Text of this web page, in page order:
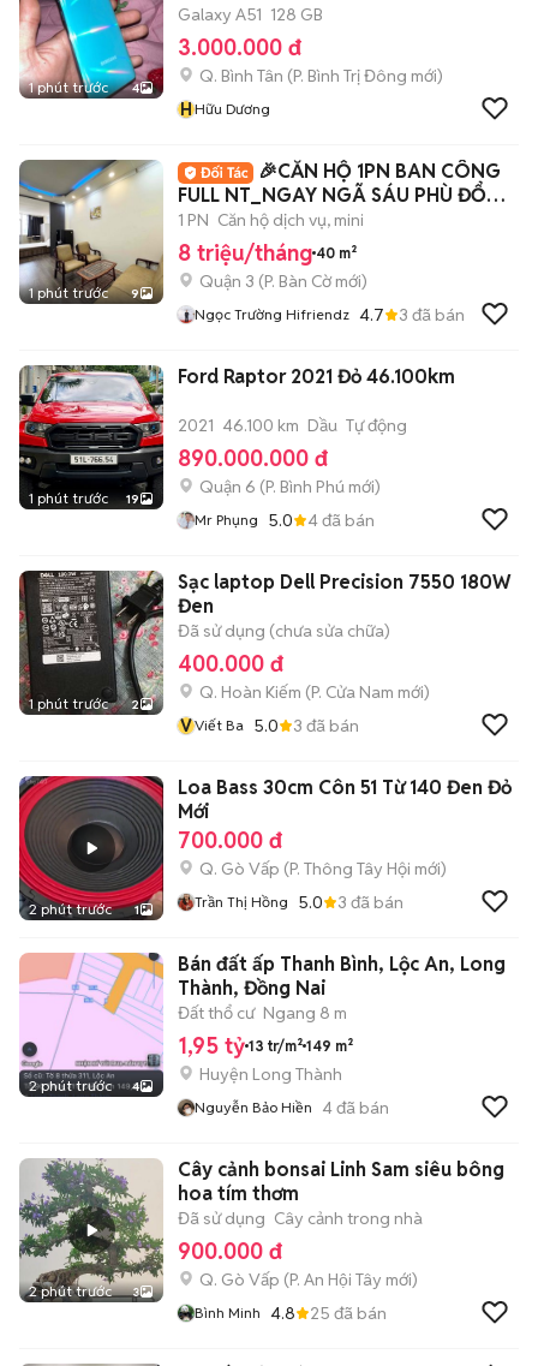
1 phút trước 4
Galaxy A51 128 GB
3.000.000 đ
Q. Bình Tân (P. Bình Trị Đông mới)
HHữu Dương
1 phút trước 9
🎉CĂN HỘ 1PN BAN CÔNG
FULL NT_NGAY NGÃ SÁU PHÙ ĐỔNG
Q1
1 PN Căn hộ dịch vụ, mini
8 triệu/tháng 40 m²
Quận 3 (P. Bàn Cờmới)
Ngọc Trường Hifriendz 4.7 3 đã bán
1 phút trước 19
Ford Raptor 2021 Đỏ 46.100km
2021 46.100 km Dầu Tự động
890.000.000 đ
Quận 6 (P. Bình Phú mới)
Mr Phụng 5.0 4đã bán
1 phút trước 2
Sạc laptop Dell Precision 7550 180W
Đen
Đã sử dụng (chưa sửa chữa)
400.000 đ
Q. Hoàn Kiếm (P. Cửa Nam mới)
VViết Ba 5.0 3 đã bán
2 phút trước 1
Loa Bass 30cm Côn 51 Từ 140 Đen Đỏ
Mới
700.000 đ
Q. Gò Vấp (P. Thông Tây Hội mới)
Trần Thị Hồng 5.0 3 đã bán
2 phút trước 4
Bán đất ấp Thanh Bình, Lộc An, Long
Thành, Đồng Nai
Đất thổ cư Ngang 8 m
1,95 tỷ 13 tr/m² 149 m²
Huyện Long Thành
Nguyễn Bảo Hiền 4đã bán
2 phút trước 3
Cây cảnh bonsai Linh Sam siêu bông
hoa tím thơm
Đã sử dụng Cây cảnh trong nhà
900.000 đ
Q. Gò Vấp (P. An Hội Tây mới)
Bình Minh 4.8 25 đã bán